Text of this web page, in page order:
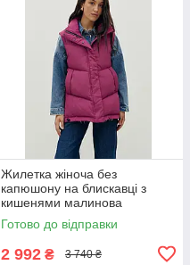
Жилетка жіноча без
капюшону на блискавці з
кишенями малинова
Готово до відправки
2 992 ₴ 3 740 ₴